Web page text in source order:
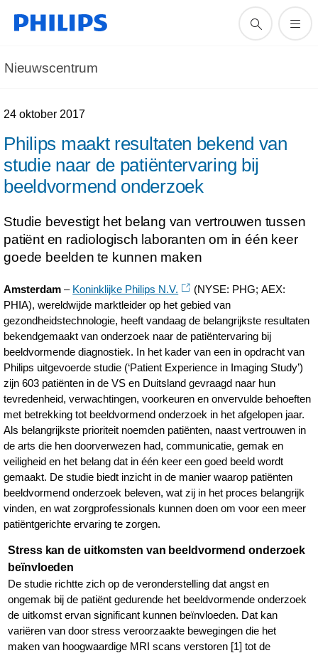
Nieuwscentrum
24 oktober 2017
Philips maakt resultaten bekend van
studie naar de patiëntervaring bij
beeldvormend onderzoek
Studie bevestigt het belang van vertrouwen tussen
patiënt en radiologisch laboranten om in één keer
goede beelden te kunnen maken
Amsterdam – Koninklijke Philips N.V.
(NYSE: PHG; AEX:
PHIA), wereldwijde marktleider op het gebied van
gezondheidstechnologie, heeft vandaag de belangrijkste resultaten
bekendgemaakt van onderzoek naar de patiëntervaring bij
beeldvormende diagnostiek. In het kader van een in opdracht van
Philips uitgevoerde studie (‘Patient Experience in Imaging Study’)
zijn 603 patiënten in de VS en Duitsland gevraagd naar hun
tevredenheid, verwachtingen, voorkeuren en onvervulde behoeften
met betrekking tot beeldvormend onderzoek in het afgelopen jaar.
Als belangrijkste prioriteit noemden patiënten, naast vertrouwen in
de arts die hen doorverwezen had, communicatie, gemak en
veiligheid en het belang dat in één keer een goed beeld wordt
gemaakt. De studie biedt inzicht in de manier waarop patiënten
beeldvormend onderzoek beleven, wat zij in het proces belangrijk
vinden, en wat zorgprofessionals kunnen doen om voor een meer
patiëntgerichte ervaring te zorgen.
Stress kan de uitkomsten van beeldvormend onderzoek
beïnvloeden
De studie richtte zich op de veronderstelling dat angst en
ongemak bij de patiënt gedurende het beeldvormende onderzoek
de uitkomst ervan significant kunnen beïnvloeden. Dat kan
variëren van door stress veroorzaakte bewegingen die het
maken van hoogwaardige MRI scans verstoren [1] tot de